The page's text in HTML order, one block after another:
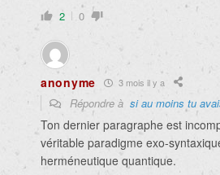
2 0
anonyme 3 mois il y a
Répondre à si au moins tu
Ton dernier paragraphe est
véritable paradigme exo-
herméneutique quantique.